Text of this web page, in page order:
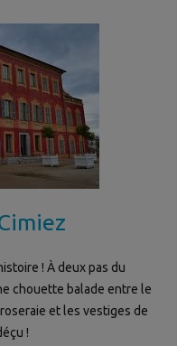
! À deux pas du
chouette balade entre le
et les vestiges de
!